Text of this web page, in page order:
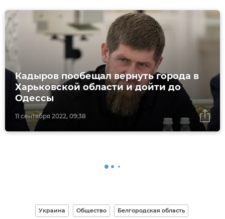
11 сентября 2022, 09:38
Кадыров пообещал вернуть города в
Харьковской области и дойти до
Одессы
Украина Общество Белгородская область